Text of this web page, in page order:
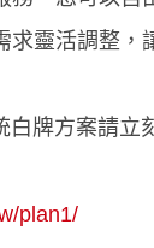
求靈活調整，
白牌方案請立
plan1/